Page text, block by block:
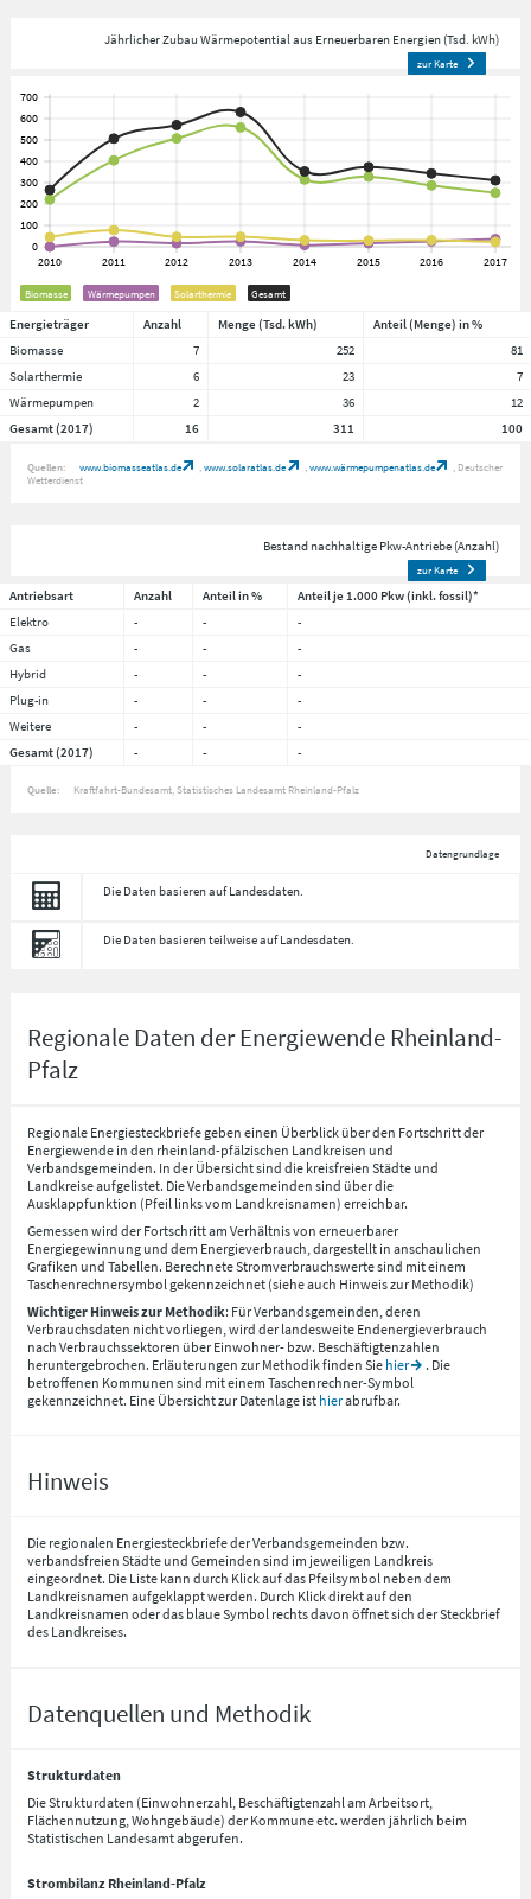
Jährlicher Zubau Wärmepotential aus Erneuerbaren Energien (Tsd. kWh)
zur Karte
Biomasse Wärmepumpen Solarthermie Gesamt
Energieträger Anzahl Menge (Tsd. kWh)
Anteil (Menge) in %
Biomasse
7 252
81
Solarthermie
6 23
7
Wärmepumpen
2 36
12
Gesamt (2017)
16 311 100
Quellen: www.biomasseatlas.de www.solaratlas.de www.wärmepumpenatlas.de
Deutscher
Wetterdienst
Bestand nachhaltige Pkw-Antriebe (Anzahl)
zur Karte
Antriebsart Anzahl Anteil in %
Anteil je 1.000 Pkw (inkl. fossil)*
Elektro
- -
-
Gas
- -
-
Hybrid
- -
-
Plug-in
- -
-
Weitere
- -
-
Gesamt (2017)
- - -
Quelle: Kraftfahrt-Bundesamt, Statistisches Landesamt Rheinland-Pfalz
Datengrundlage
Die Daten basieren auf Landesdaten.
Die Daten basieren teilweise auf Landesdaten.
Regionale Daten der Energiewende Rheinland-
Pfalz
Regionale Energiesteckbriefe geben einen Überblick über den Fortschritt der
Energiewende in den rheinland-pfälzischen Landkreisen und
Verbandsgemeinden. In der Übersicht sind die kreisfreien Städte und
Landkreise aufgelistet. Die Verbandsgemeinden sind über die
Ausklappfunktion (Pfeil links vom Landkreisnamen) erreichbar.
Gemessen wird der Fortschritt am Verhältnis von erneuerbarer
Energiegewinnung und dem Energieverbrauch, dargestellt in anschaulichen
Grafiken und Tabellen. Berechnete Stromverbrauchswerte sind mit einem
Taschenrechnersymbol gekennzeichnet (siehe auch Hinweis zur Methodik)
Wichtiger Hinweis zur Methodik: Für Verbandsgemeinden, deren
Verbrauchsdaten nicht vorliegen, wird der landesweite Endenergieverbrauch
nach Verbrauchssektoren über Einwohner- bzw. Beschäftigtenzahlen
heruntergebrochen. Erläuterungen zur Methodik finden Sie hier
. Die
betroffenen Kommunen sind mit einem Taschenrechner-Symbol
gekennzeichnet. Eine Übersicht zur Datenlage ist hierabrufbar.
Hinweis
Die regionalen Energiesteckbriefe der Verbandsgemeinden bzw.
verbandsfreien Städte und Gemeinden sind im jeweiligen Landkreis
eingeordnet. Die Liste kann durch Klick auf das Pfeilsymbol neben dem
Landkreisnamen aufgeklappt werden. Durch Klick direkt auf den
Landkreisnamen oder das blaue Symbol rechts davon öffnet sich der Steckbrief
des Landkreises.
Datenquellen und Methodik
Strukturdaten
Die Strukturdaten (Einwohnerzahl, Beschäftigtenzahl am Arbeitsort,
Flächennutzung, Wohngebäude) der Kommune etc. werden jährlich beim
Statistischen Landesamt abgerufen.
Strombilanz Rheinland-Pfalz